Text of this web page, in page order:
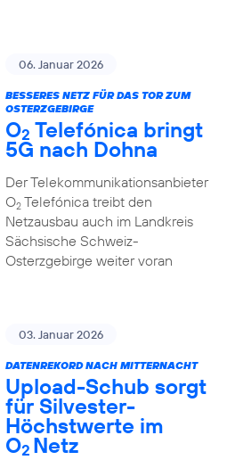
06. Januar 2026
BESSERES NETZ FÜR DAS TOR ZUM
OSTERZGEBIRGE
O2 Telefónica bringt
5G nach Dohna
Der Telekommunikationsanbieter
O2Telefónica treibt den
Netzausbau auch im Landkreis
Sächsische Schweiz-
Osterzgebirge weiter voran
03. Januar 2026
DATENREKORD NACH MITTERNACHT
Upload-Schub sorgt
für Silvester-
Höchstwerte im
O2 Netz